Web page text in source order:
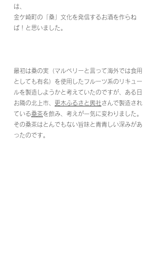
は、
金ケ崎町の「桑」文化を発信するお酒を作らね
ば！と思いました。
最初は桑の実（マルベリーと言って海外では食用
としても有名）を使用したフルーツ系のリキュー
ルを製造しようかと考えていたのですが、ある日
お隣の北上市、 更木ふるさと興社さんで製造され
ている桑茶を飲み、考えが一気に変わりました。
その桑茶はとんでもない旨味と青青しい深みがあ
ったのです。